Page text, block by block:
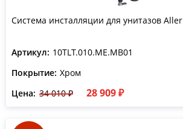
Система инсталляции для унитазов Aller
Артикул: 10TLT.010.ME.MB01
Покрытие: Хром
Цена: 34 010 ₽ 28 909 ₽